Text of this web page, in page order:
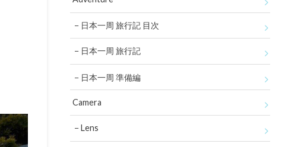
日本一周 旅行記 目次
日本一周 旅行記
日本一周 準備編
Camera
Lens